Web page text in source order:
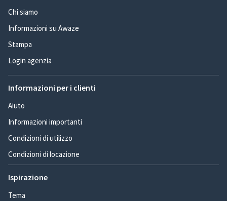
Chi siamo
Informazioni su Awaze
Stampa
Login agenzia
Informazioni per i clienti
Aiuto
Informazioni importanti
Condizioni di utilizzo
Condizioni di locazione
Ispirazione
Tema